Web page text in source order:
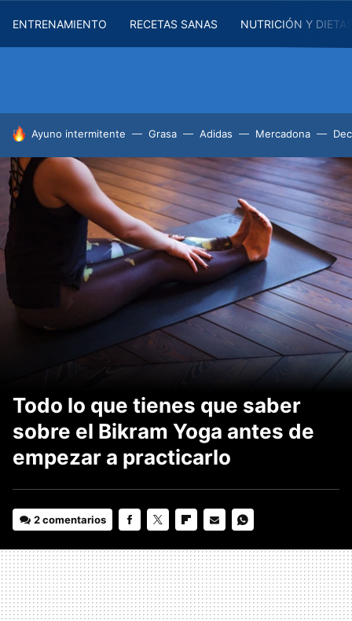
ENTRENAMIENTO RECETAS SANAS NUTRICIÓN Y
HOY SE HABLA DE
Ayuno intermitente Grasa Adidas Mercadona
Todo lo que tienes que saber
sobre el Bikram Yoga antes de
empezar a practicarlo
2 comentarios
MAIL